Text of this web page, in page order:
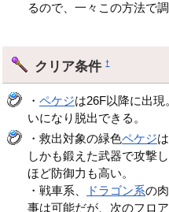
るので、一々この方法で
クリア条件†
・ペケジは26F以降に出
いになり脱出できる。
・救出対象の緑色ペケジ
しかも鍛えた武器で攻撃
ほど防御力も高い。
・戦車系、
ドラゴン系の
事は可能だが、次のフロ